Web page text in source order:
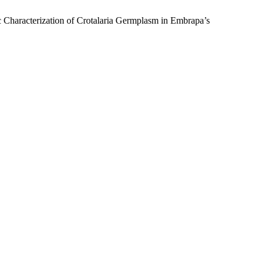
of Crotalaria Germplasm in Embrapa’s